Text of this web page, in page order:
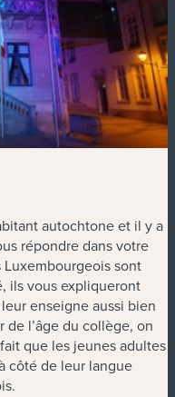
autochtone et il y a
répondre dans votre
sont
ils vous expliqueront
enseigne aussi bien
de l’âge du collège, on
que les jeunes adultes
côté de leur langue